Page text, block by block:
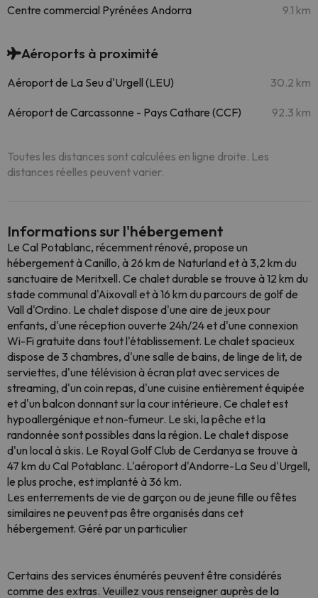
Centre commercial Pyrénées Andorra 9.1 km
Aéroports à proximité
Aéroport de La Seu d'Urgell (LEU) 30.2 km
Aéroport de Carcassonne - Pays Cathare (CCF) 92.3 km
Toutes les distances sont calculées en ligne droite. Les
distances réelles peuvent varier.
Informations sur l'hébergement
Le Cal Potablanc, récemment rénové, propose un
hébergement à Canillo, à 26 km de Naturland et à 3,2 km du
sanctuaire de Meritxell. Ce chalet durable se trouve à 12 km du
stade communal d'Aixovall et à 16 km du parcours de golf de
Vall d'Ordino. Le chalet dispose d'une aire de jeux pour
enfants, d'une réception ouverte 24h/24 et d'une connexion
Wi-Fi gratuite dans tout l'établissement. Le chalet spacieux
dispose de 3 chambres, d'une salle de bains, de linge de lit, de
serviettes, d'une télévision à écran plat avec services de
streaming, d'un coin repas, d'une cuisine entièrement équipée
et d'un balcon donnant sur la cour intérieure. Ce chalet est
hypoallergénique et non-fumeur. Le ski, la pêche et la
randonnée sont possibles dans la région. Le chalet dispose
d'un local à skis. Le Royal Golf Club de Cerdanya se trouve à
47 km du Cal Potablanc. L'aéroport d'Andorre-La Seu d'Urgell,
le plus proche, est implanté à 36 km.
Les enterrements de vie de garçon ou de jeune fille ou fêtes
similaires ne peuvent pas être organisés dans cet
hébergement. Géré par un particulier
Certains des services énumérés peuvent être considérés
comme des extras. Veuillez vous renseigner auprès de la